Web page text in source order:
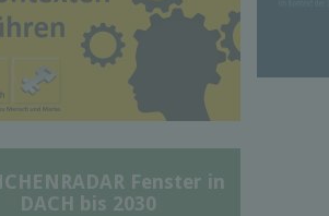
Fenster in
DACH bis 2030